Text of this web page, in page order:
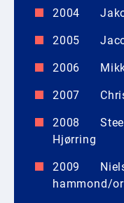
2004
2005
2006
2007
2008 Steen
Hjørring
2009 Niels
hammond/